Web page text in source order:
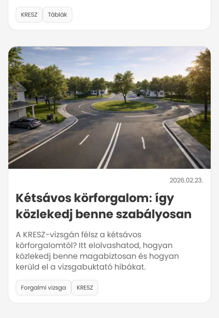
KRESZ Táblák
2026.02.23.
Kétsávos körforgalom: így
közlekedj benne szabályosan
A KRESZ-vizsgán félsz a kétsávos
körforgalomtól? Itt elolvashatod, hogyan
közlekedj benne magabiztosan és hogyan
kerüld el a vizsgabuktató hibákat.
Forgalmi vizsga KRESZ